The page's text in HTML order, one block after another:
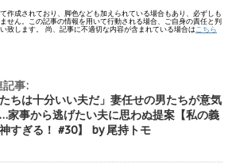
作成されており、脚色なども加えられている場合もあり、必ずしも
せん。この記事の情報を用いて行動される場合、ご自身の責任と判
致します。 尚、記事に不適切な内容が含まれている場合は こちら
記事:
たちは十分いい夫だ」妻任せの男たちが意気
家事から逃げたい夫に思わぬ提案【私の義
すぎる！ #30】 by 尾持トモ